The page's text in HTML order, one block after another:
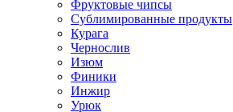
Фруктовые чипсы
Сублимированные продукты
Курага
Чернослив
Изюм
Финики
Инжир
Урюк